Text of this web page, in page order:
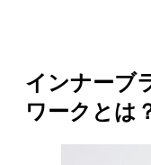
インナーブ
ワークとは